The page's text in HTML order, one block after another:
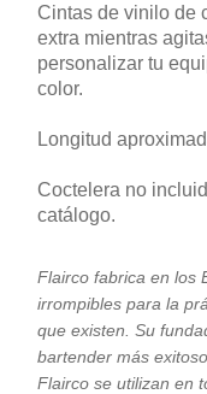
Cintas de vinilo de
extra mientras
personalizar tu
color.
Longitud
Coctelera no
catálogo.
Flairco fabrica en los
irrompibles para la
que existen. Su
bartender más
Flairco se utilizan en